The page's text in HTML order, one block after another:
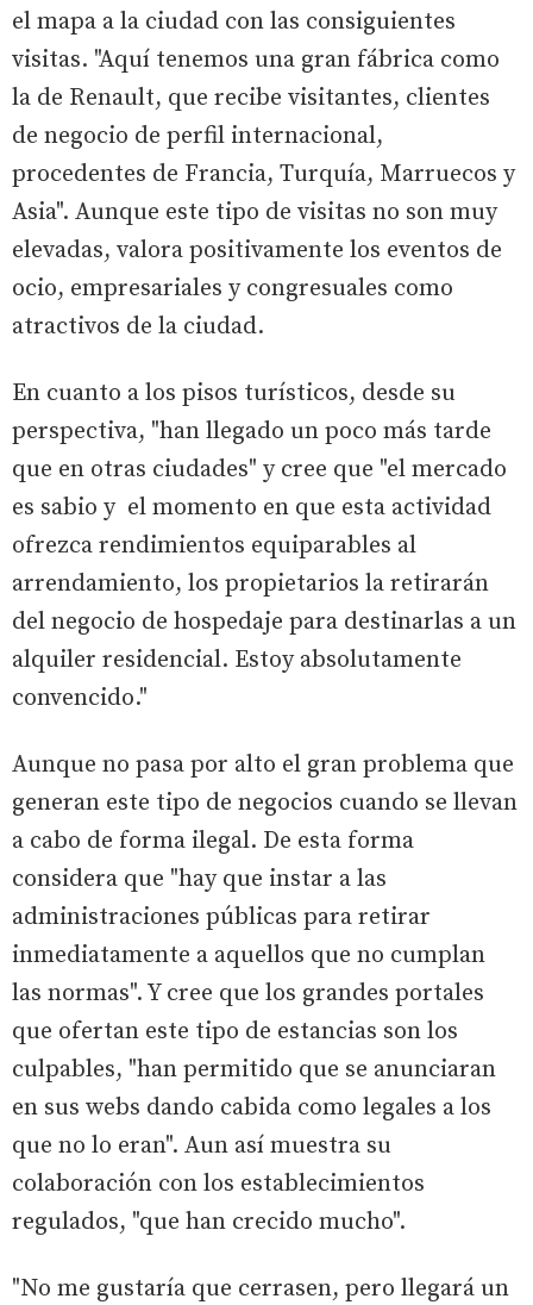
el mapa a la ciudad con las consiguientes
visitas. "Aquí tenemos una gran fábrica como
la de Renault, que recibe visitantes, clientes
de negocio de perfil internacional,
procedentes de Francia, Turquía, Marruecos y
Asia". Aunque este tipo de visitas no son muy
elevadas, valora positivamente los eventos de
ocio, empresariales y congresuales como
atractivos de la ciudad.
En cuanto a los pisos turísticos, desde su
perspectiva, "han llegado un poco más tarde
que en otras ciudades" y cree que "el mercado
es sabio y el momento en que esta actividad
ofrezca rendimientos equiparables al
arrendamiento, los propietarios la retirarán
del negocio de hospedaje para destinarlas a un
alquiler residencial. Estoy absolutamente
convencido."
Aunque no pasa por alto el gran problema que
generan este tipo de negocios cuando se llevan
a cabo de forma ilegal. De esta forma
considera que "hay que instar a las
administraciones públicas para retirar
inmediatamente a aquellos que no cumplan
las normas". Y cree que los grandes portales
que ofertan este tipo de estancias son los
culpables, "han permitido que se anunciaran
en sus webs dando cabida como legales a los
que no lo eran". Aun así muestra su
colaboración con los establecimientos
regulados, "que han crecido mucho".
"No me gustaría que cerrasen, pero llegará un